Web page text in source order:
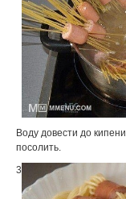
Воду довести до
посолить.
3